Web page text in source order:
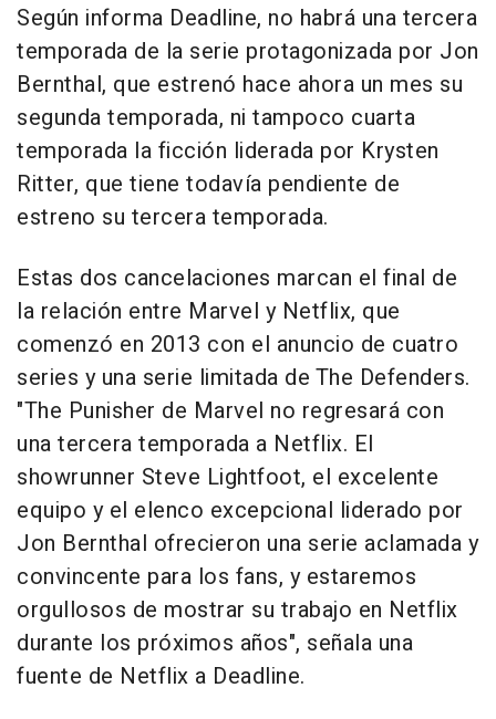
Según informa Deadline, no habrá una tercera
temporada de la serie protagonizada por Jon
Bernthal, que estrenó hace ahora un mes su
segunda temporada, ni tampoco cuarta
temporada la ficción liderada por Krysten
Ritter, que tiene todavía pendiente de
estreno su tercera temporada.
Estas dos cancelaciones marcan el final de
la relación entre Marvel y Netflix, que
comenzó en 2013 con el anuncio de cuatro
series y una serie limitada de The Defenders.
"The Punisher de Marvel no regresará con
una tercera temporada a Netflix. El
showrunner Steve Lightfoot, el excelente
equipo y el elenco excepcional liderado por
Jon Bernthal ofrecieron una serie aclamada y
convincente para los fans, y estaremos
orgullosos de mostrar su trabajo en Netflix
durante los próximos años", señala una
fuente de Netflix a Deadline.